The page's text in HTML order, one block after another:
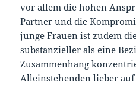
vor allem die hohen
Partner und die
junge Frauen ist zudem
substanzieller als eine
Zusammenhang
Alleinstehenden lieber